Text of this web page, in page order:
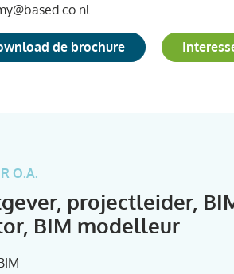
de brochure
O.A.
projectleider,
BIM modelleur